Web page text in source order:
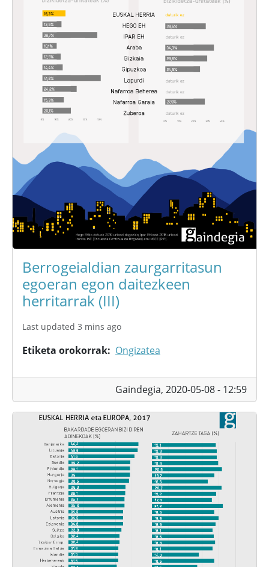
Berrogeialdian zaurgarritasun
egoeran egon daitezkeen
herritarrak (III)
Last updated 3 mins ago
Etiketa orokorrak Ongizatea
Gaindegia, 2020-05-08 - 12:59